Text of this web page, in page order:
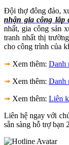
Đội thợ đông đảo,
nhận gia công lắp
nhất, gia công sản
tranh nhất thị
cho công trình của
➟ Xem thêm: Danh
➟ Xem thêm: Danh
➟ Xem thêm: Liên
Liên hệ ngay với
sẵn sàng hỗ trợ bạn